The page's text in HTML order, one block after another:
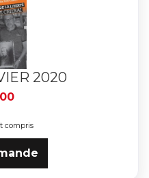
2020
compris